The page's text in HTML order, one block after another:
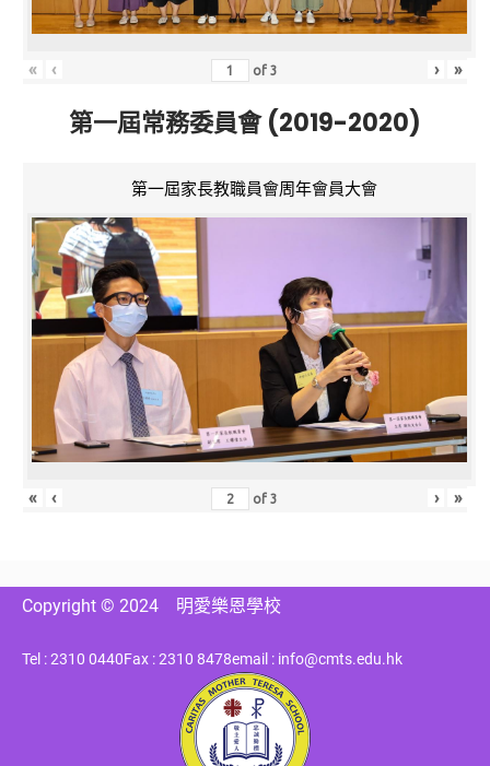
« ‹ of3 › »
第一屆常務委員會 (2019-2020)
第一屆家長教職員會周年會員大會
« ‹ of3 › »
Copyright © 2024 明愛樂恩學校
Tel : 2310 0440Fax : 2310 8478email : info@cmts.edu.hk